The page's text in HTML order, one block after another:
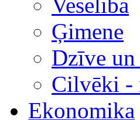
Ģimene
Dzīve
Cilvēki -
Ekonomika